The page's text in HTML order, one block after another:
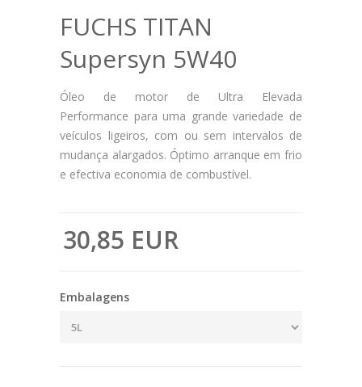
FUCHS TITAN
Supersyn 5W40
Óleo de motor de Ultra Elevada
Performance para uma grande variedade de
veículos ligeiros, com ou sem intervalos de
mudança alargados. Óptimo arranque em frio
e efectiva economia de combustível.
30,85 EUR
Embalagens